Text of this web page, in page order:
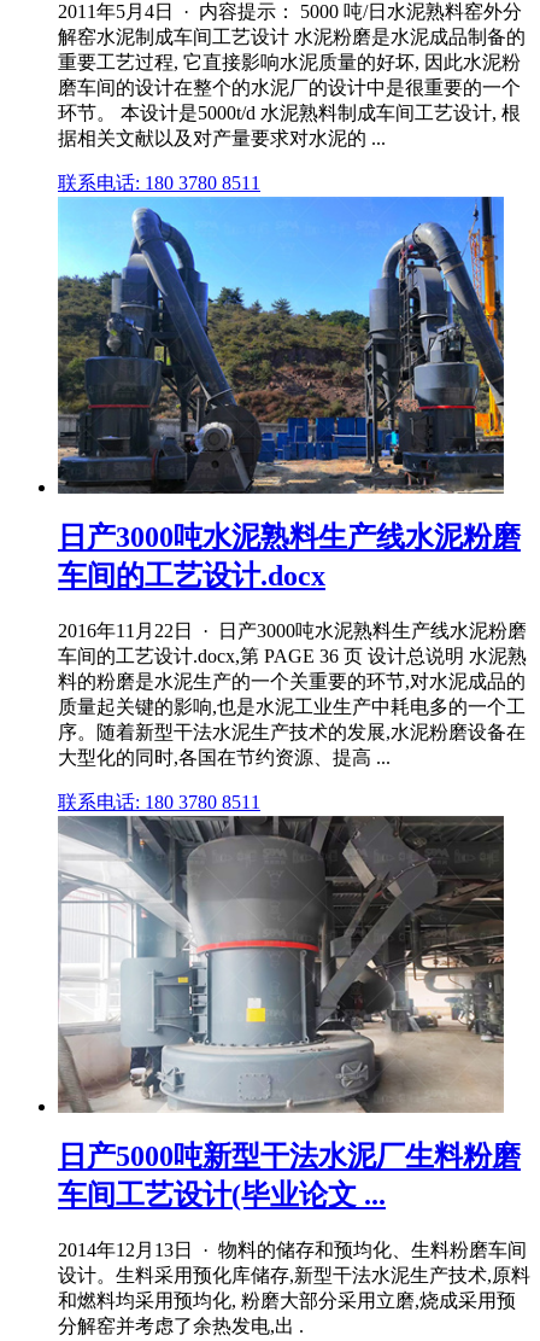
2011年5月4日 · 内容提示： 5000 吨/日水泥熟料窑外分
解窑水泥制成车间工艺设计 水泥粉磨是水泥成品制备的
重要工艺过程, 它直接影响水泥质量的好坏, 因此水泥粉
磨车间的设计在整个的水泥厂的设计中是很重要的一个
环节。 本设计是5000t/d 水泥熟料制成车间工艺设计, 根
据相关文献以及对产量要求对水泥的 ...
联系电话: 180 3780 8511
日产3000吨水泥熟料生产线水泥粉磨
车间的工艺设计.docx
2016年11月22日 · 日产3000吨水泥熟料生产线水泥粉磨
车间的工艺设计.docx,第 PAGE 36 页 设计总说明 水泥熟
料的粉磨是水泥生产的一个关重要的环节,对水泥成品的
质量起关键的影响,也是水泥工业生产中耗电多的一个工
序。随着新型干法水泥生产技术的发展,水泥粉磨设备在
大型化的同时,各国在节约资源、提高 ...
联系电话: 180 3780 8511
日产5000吨新型干法水泥厂生料粉磨
车间工艺设计(毕业论文 ...
2014年12月13日 · 物料的储存和预均化、生料粉磨车间
设计。生料采用预化库储存,新型干法水泥生产技术,原料
和燃料均采用预均化, 粉磨大部分采用立磨,烧成采用预
分解窑并考虑了余热发电,出 .